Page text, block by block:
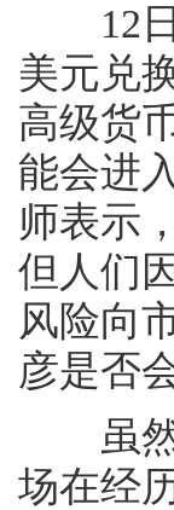
12日
美元兑
高级货
能会进
师表示
但人们
风险向
彦是否
虽然
场在经